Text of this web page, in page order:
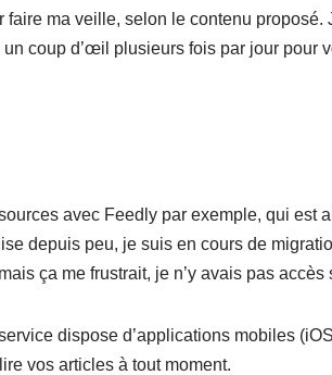
ma veille, selon le contenu proposé.
un coup d’œil plusieurs fois par jour pour
avec Feedly par exemple, qui est
depuis peu, je suis en cours de
ça me frustrait, je n’y avais pas accès
dispose d’applications mobiles
vos articles à tout moment.